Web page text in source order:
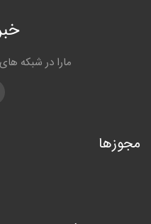
مارا در شبکه
مجوزها